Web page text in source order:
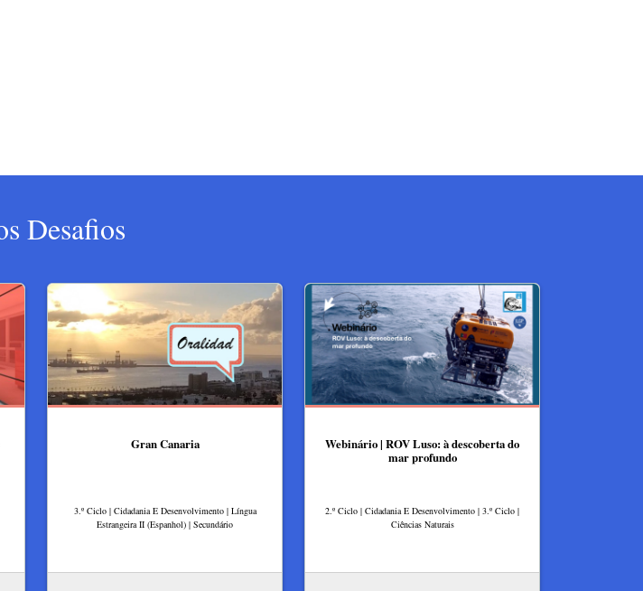
Desafios
Gran Canaria
3.º Ciclo | Cidadania E Desenvolvimento | Língua
Estrangeira II (Espanhol) | Secundário
Webinário | ROV Luso: à descoberta do
mar profundo
2.º Ciclo | Cidadania E Desenvolvimento | 3.º Ciclo |
Ciências Naturais